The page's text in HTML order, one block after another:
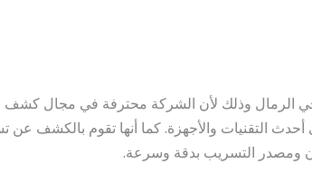
الرمال وذلك لأن الشركة محترفة في مجال كشف
والأجهزة. كما أنها تقوم بالكشف عن
ومصدر التسريب بدقة وسرعة.